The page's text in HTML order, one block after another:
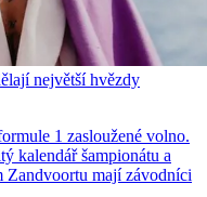
největší hvězdy
1 zasloužené volno.
kalendář šampionátu a
Zandvoortu mají závodníci